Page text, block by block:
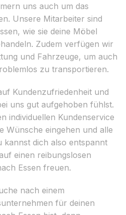
uns auch um das
Unsere Mitarbeiter sind
wie sie deine Möbel
Zudem verfügen wir
und Fahrzeuge, um auch
zu transportieren.
Kundenzufriedenheit und
uns gut aufgehoben fühlst.
individuellen Kundenservice
Wünsche eingehen und alle
kannst dich also entspannt
einen reibungslosen
Essen freuen.
nach einem
für deinen